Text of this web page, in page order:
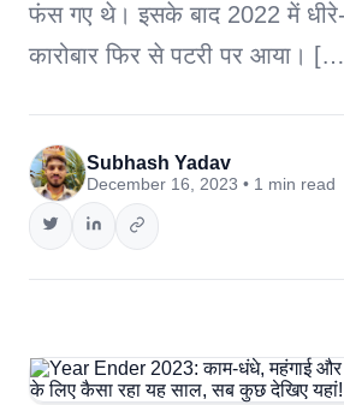
फंस गए थे। इसके बाद 2022 में धीरे-
कारोबार फिर से पटरी पर आया।
Subhash Yadav
December 16, 2023 • 1 min read